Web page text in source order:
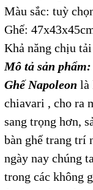
Màu sắc: tuỳ
Ghế:
Khả năng chịu
Mô tả sản phẩm:
Ghế Napoleon là
chiavari , cho ra
sang trọng hơn,
bàn ghế trang trí
ngày nay chúng
trong các không